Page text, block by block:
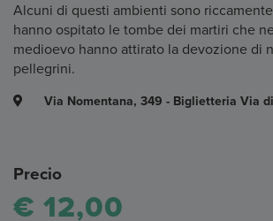
Alcuni di questi ambienti sono
hanno ospitato le tombe dei martiri che
medioevo hanno attirato la devozione di
pellegrini.
Via Nomentana, 349 - Biglietteria Via
Precio
€ 12,00